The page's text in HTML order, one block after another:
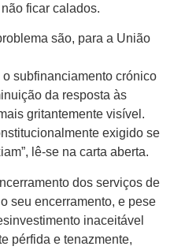
ficar calados.
são, para a União
subfinanciamento crónico
da resposta às
gritantemente visível.
exigido se
lê-se na carta aberta.
dos serviços de
seu encerramento, e pese
inaceitável
pérfida e tenazmente,